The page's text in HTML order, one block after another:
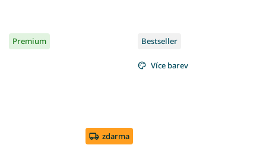
Premium
zdarma
Bestseller
Více barev